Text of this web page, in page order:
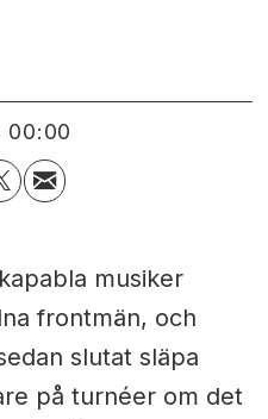
00:00
musiker
frontmän, och
slutat släpa
på turnéer om det